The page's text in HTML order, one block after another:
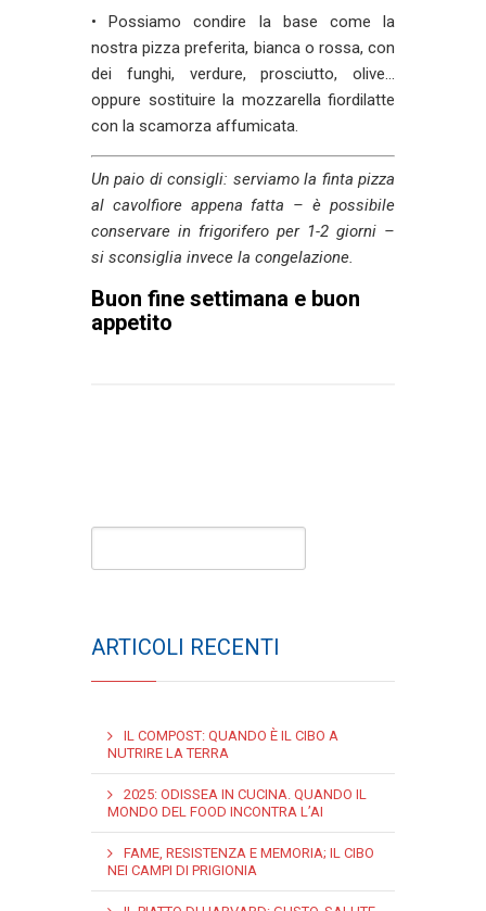
• Possiamo condire la base come la
nostra pizza preferita, bianca o rossa, con
dei funghi, verdure, prosciutto, olive…
oppure sostituire la mozzarella fiordilatte
con la scamorza affumicata.
Un paio di consigli: serviamo la finta pizza
al cavolfiore appena fatta – è possibile
conservare in frigorifero per 1-2 giorni –
si sconsiglia invece la congelazione.
Buon fine settimana e buon
appetito
ARTICOLI RECENTI
IL COMPOST: QUANDO È IL CIBO A
NUTRIRE LA TERRA
2025: ODISSEA IN CUCINA. QUANDO IL
MONDO DEL FOOD INCONTRA L’AI
FAME, RESISTENZA E MEMORIA; IL CIBO
NEI CAMPI DI PRIGIONIA